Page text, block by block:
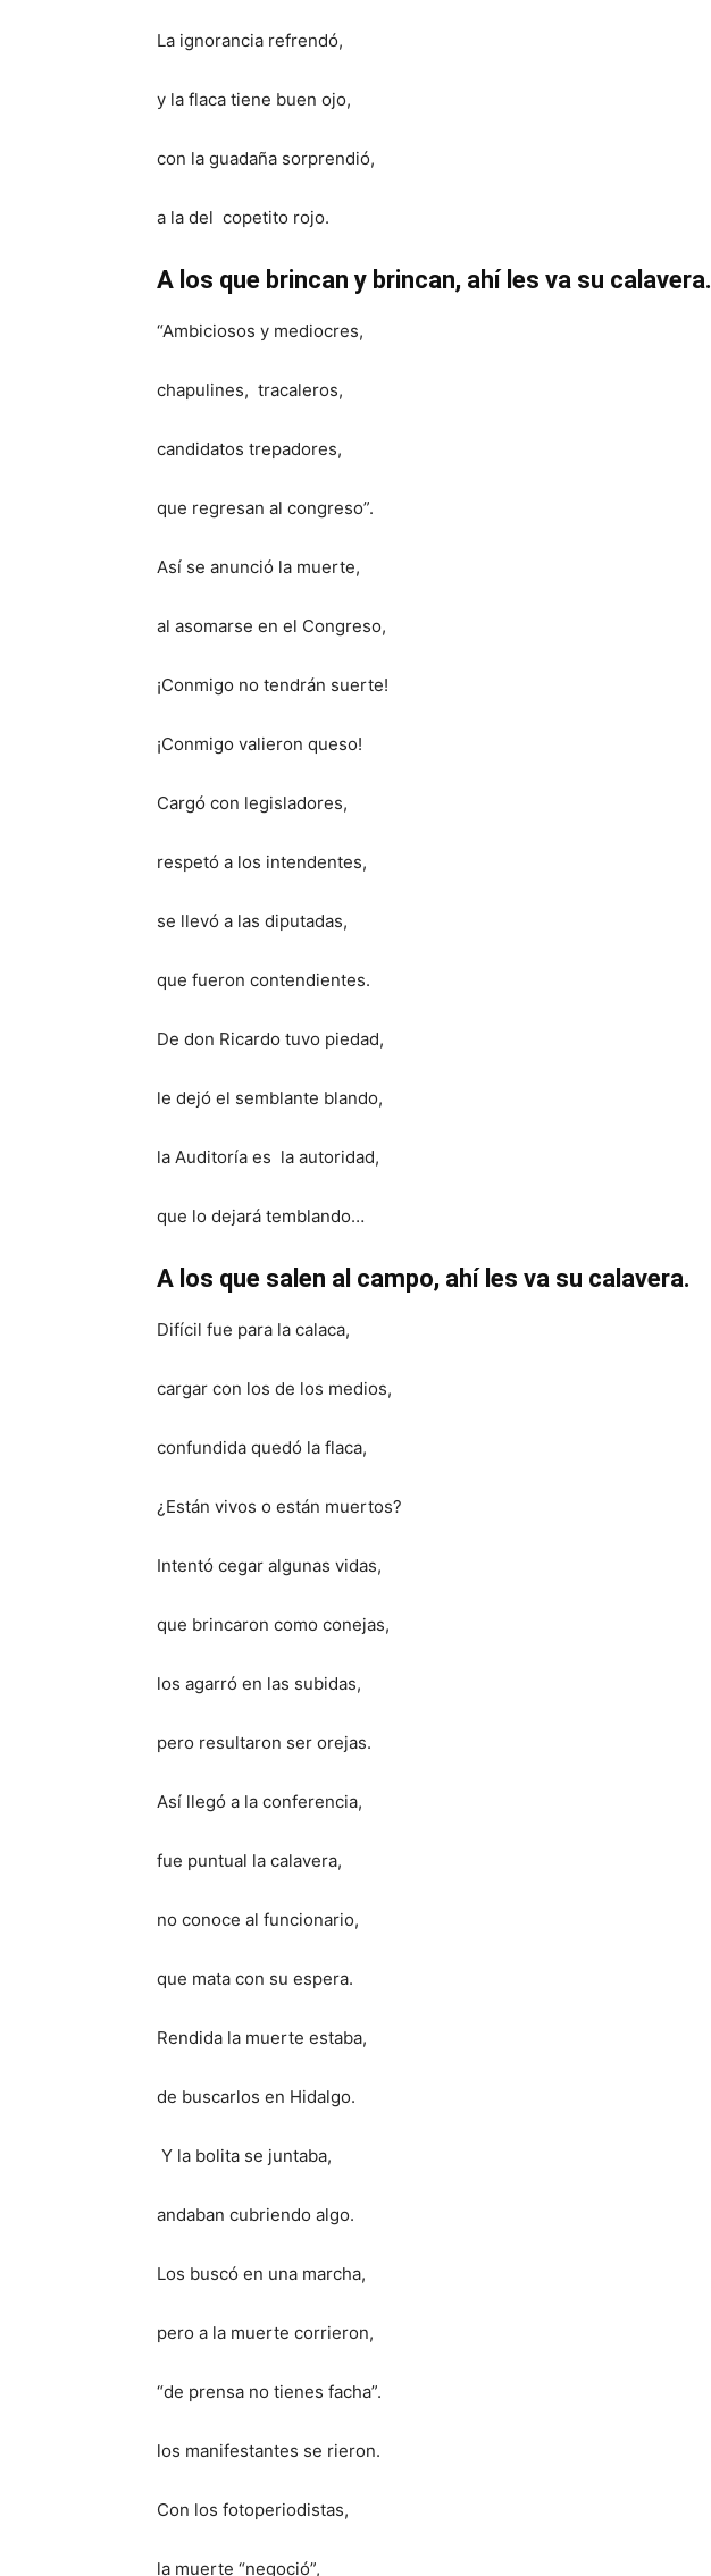
La ignorancia refrendó,
y la flaca tiene buen ojo,
con la guadaña sorprendió,
a la del copetito rojo.
A los que brincan y brincan, ahí les va su calavera.
“Ambiciosos y mediocres,
chapulines, tracaleros,
candidatos trepadores,
que regresan al congreso”.
Así se anunció la muerte,
al asomarse en el Congreso,
¡Conmigo no tendrán suerte!
¡Conmigo valieron queso!
Cargó con legisladores,
respetó a los intendentes,
se llevó a las diputadas,
que fueron contendientes.
De don Ricardo tuvo piedad,
le dejó el semblante blando,
la Auditoría es la autoridad,
que lo dejará temblando…
A los que salen al campo, ahí les va su calavera.
Difícil fue para la calaca,
cargar con los de los medios,
confundida quedó la flaca,
¿Están vivos o están muertos?
Intentó cegar algunas vidas,
que brincaron como conejas,
los agarró en las subidas,
pero resultaron ser orejas.
Así llegó a la conferencia,
fue puntual la calavera,
no conoce al funcionario,
que mata con su espera.
Rendida la muerte estaba,
de buscarlos en Hidalgo.
Y la bolita se juntaba,
andaban cubriendo algo.
Los buscó en una marcha,
pero a la muerte corrieron,
“de prensa no tienes facha”.
los manifestantes se rieron.
Con los fotoperiodistas,
la muerte “negoció”,